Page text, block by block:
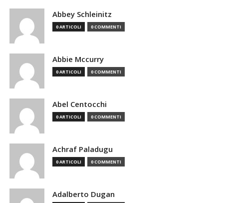
Abbey Schleinitz
0 ARTICOLI 0 COMMENTI
Abbie Mccurry
0 ARTICOLI 0 COMMENTI
Abel Centocchi
0 ARTICOLI 0 COMMENTI
Achraf Paladugu
0 ARTICOLI 0 COMMENTI
Adalberto Dugan